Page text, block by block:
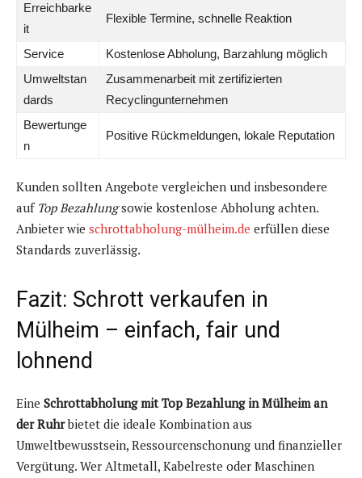
Erreichbarke
it
Flexible Termine, schnelle Reaktion
Service
Kostenlose Abholung, Barzahlung möglich
Umweltstan
dards
Zusammenarbeit mit zertifizierten
Recyclingunternehmen
Bewertunge
n
Positive Rückmeldungen, lokale Reputation
Kunden sollten Angebote vergleichen und insbesondere
auf Top Bezahlungsowie kostenlose Abholung achten.
Anbieter wie schrottabholung-mülheim.de erfüllen diese
Standards zuverlässig.
Fazit: Schrott verkaufen in
Mülheim – einfach, fair und
lohnend
Eine Schrottabholung mit Top Bezahlung in Mülheim an
der Ruhrbietet die ideale Kombination aus
Umweltbewusstsein, Ressourcenschonung und finanzieller
Vergütung. Wer Altmetall, Kabelreste oder Maschinen